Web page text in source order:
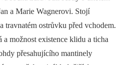
a Marie Wagnerovi. Stojí
travnatém ostrůvku před vchodem.
a možnost existence klidu a ticha
přesahujícího mantinely